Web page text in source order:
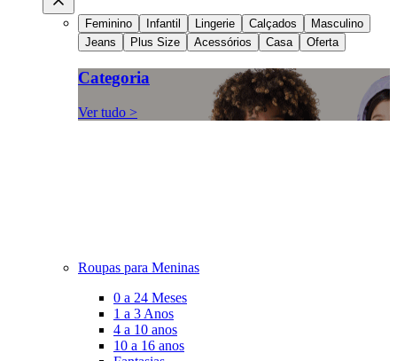
Feminino Infantil Lingerie Calçados
Masculino
Jeans
Plus Size Acessórios Casa Oferta
Categoria
Ver tudo >
Roupas para Meninas
0 a 24 Meses
1 a 3 Anos
4 a 10 anos
10 a 16 anos